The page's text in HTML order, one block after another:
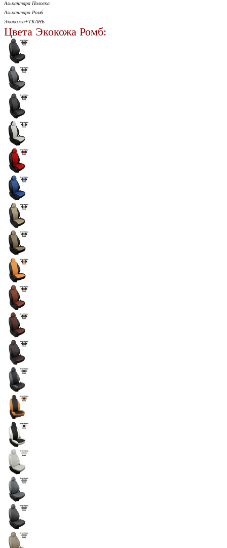
Алькантара Полоска
Алькантара Ромб
Экокожа+ТКАНЬ
Цвета Экокожа Ромб: